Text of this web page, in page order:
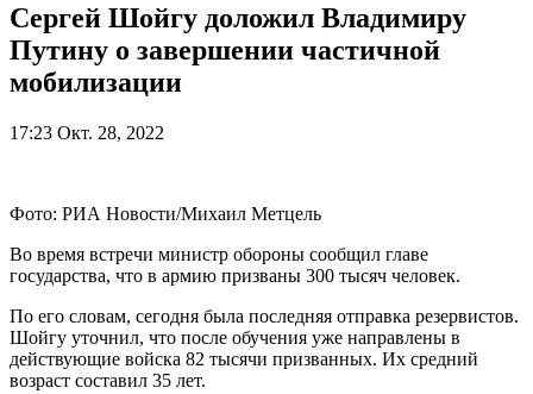
Сергей Шойгу доложил Владимиру
Путину о завершении частичной
мобилизации
17:23 Окт. 28, 2022
Фото: РИА Новости/Михаил Метцель
Во время встречи министр обороны сообщил главе
государства, что в армию призваны 300 тысяч человек.
По его словам, сегодня была последняя отправка резервистов.
Шойгу уточнил, что после обучения уже направлены в
действующие войска 82 тысячи призванных. Их средний
возраст составил 35 лет.